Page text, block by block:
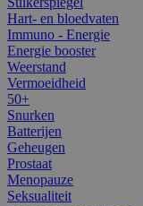
Hart- en bloedvaten
Immuno - Energie
Energie booster
Weerstand
Vermoeidheid
50+
Snurken
Batterijen
Geheugen
Prostaat
Menopauze
Seksualiteit